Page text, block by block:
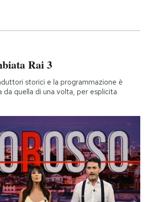
Rai 3
storici e la programmazione è
da quella di una volta, per esplicita